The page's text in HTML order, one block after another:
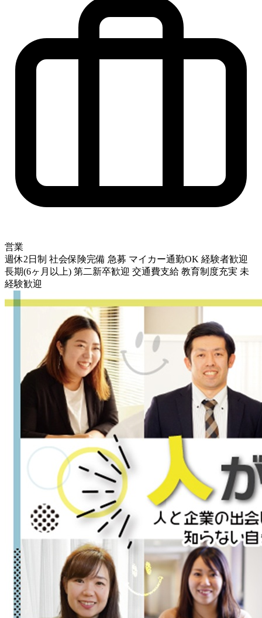
営業
週休2日制 社会保険完備 急募 マイカー通勤OK 経験者歓迎
長期(6ヶ月以上) 第二新卒歓迎 交通費支給 教育制度充実 未
経験歓迎